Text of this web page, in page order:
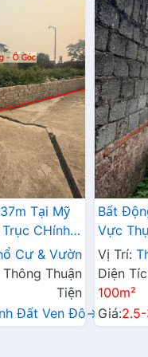
Tại Mỹ
CHính
Cư & Vườn
Thuận
Tiện
Đất Ven Đô→
Bất
Vực
Chính
Vị Trí:
Diện
100m²
Giá: